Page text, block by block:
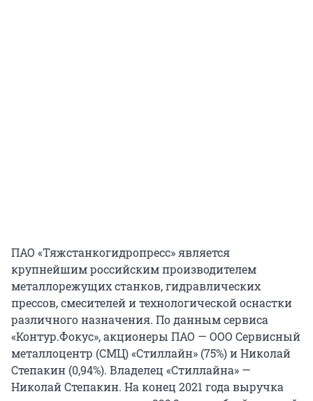
ПАО «Тяжстанкогидропресс» является
крупнейшим российским производителем
металлорежущих станков, гидравлических
прессов, смесителей и технологической оснастки
различного назначения. По данным сервиса
«Контур.Фокус», акционеры ПАО — ООО Сервисный
металлоцентр (СМЦ) «Стиллайн» (75%) и Николай
Степакин (0,94%). Владелец «Стиллайна» —
Николай Степакин. На конец 2021 года выручка